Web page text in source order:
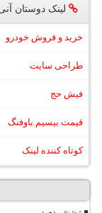
لینک دوستان
خرید و فروش خودرو
طراحی سایت
فیش حج
قیمت بیسیم باوفنگ
کوتاه کننده لینک